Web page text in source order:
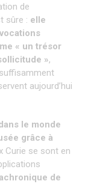
de
sûre : elle
« un trésor
»,
aujourd’hui
le monde
grâce à
Curie se sont en
de